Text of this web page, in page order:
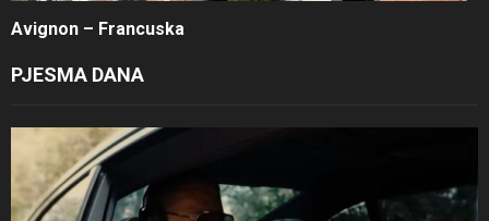
Avignon – Francuska
PJESMA DANA